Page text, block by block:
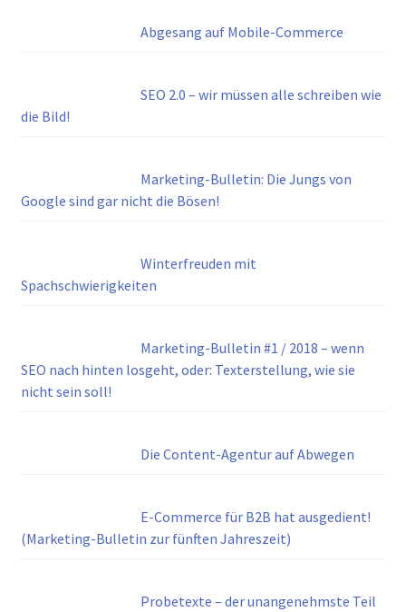
Abgesang auf Mobile-Commerce
SEO 2.0 – wir müssen alle schreiben wie
die Bild!
Marketing-Bulletin: Die Jungs von
Google sind gar nicht die Bösen!
Winterfreuden mit
Spachschwierigkeiten
Marketing-Bulletin #1 / 2018 – wenn
SEO nach hinten losgeht, oder: Texterstellung, wie sie
nicht sein soll!
Die Content-Agentur auf Abwegen
E-Commerce für B2B hat ausgedient!
(Marketing-Bulletin zur fünften Jahreszeit)
Probetexte – der unangenehmste Teil